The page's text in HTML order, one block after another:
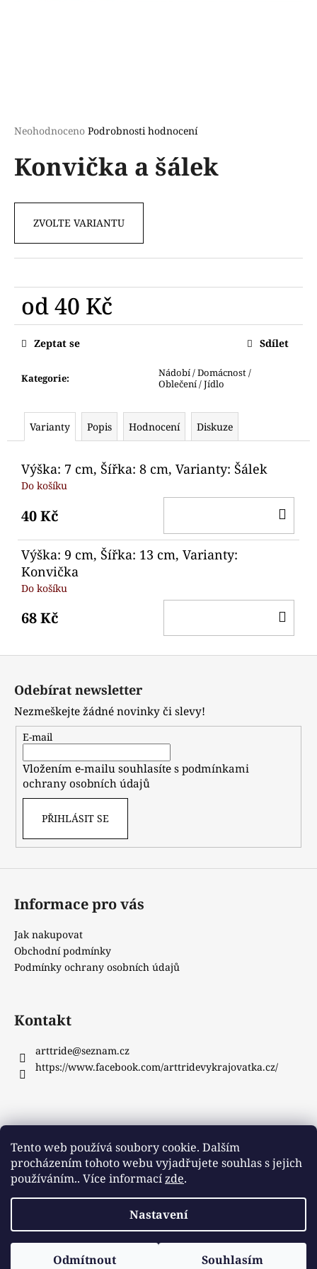
Tento web používá soubory cookie. Dalším
procházením tohoto webu vyjadřujete souhlas s jejich
používáním.. Více informacízde.
Nastavení
Odmítnout Souhlasím
Průměrné
produktu
je
hvězdiček.
Neohodnoceno Podrobnosti hodnocení
Konvička a šálek
ZVOLTE VARIANTU
od40 Kč
Měrná
cena:
Kategorie:
Nádobí / Domácnost /
Oblečení / Jídlo
Zeptat se Sdílet
Varianty Popis Hodnocení Diskuze
Výška: 7 cm, Šířka: 8 cm, Varianty: Šálek
Do košíku
40 Kč
Výška: 9 cm, Šířka: 13 cm, Varianty:
Konvička
Do košíku
68 Kč
HLEDAT
o
p
r
u
č
u
m
VYKRAJOVÁTKO
ČEPICÍ
71
Odebírat newsletter
Nezmeškejte žádné novinky či slevy!
E-mail
Vložením e-mailu souhlasíte spodmínkami
ochrany osobních údajů
PŘIHLÁSIT SE
Informace pro vás
Jak nakupovat
Obchodní podmínky
Podmínky ochrany osobních údajů
Kontakt
arttride@seznam.cz
https://www.facebook.com/arttridevykrajovatka.cz/
Instagram
Copyright 2026ArtTride. Všechna práva vyhrazena.
Upravit nastavení cookies